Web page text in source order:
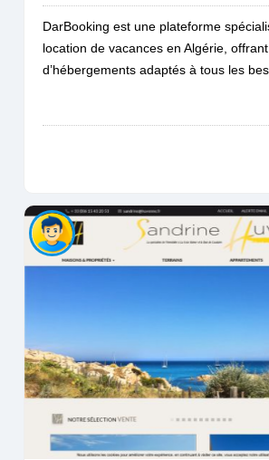
DarBooking est une plateforme
location de vacances en Algérie,
d’hébergements adaptés à tous les